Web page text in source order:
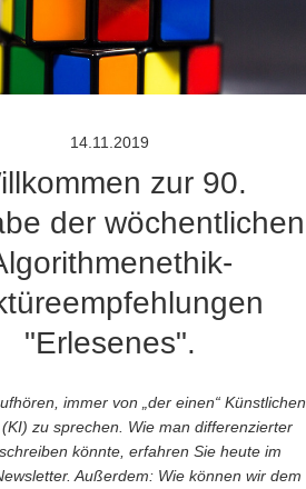
14.11.2019
zur 90.
der wöchentlichen
"Erlesenes".
immer von „der einen“ Künstlichen
zu sprechen. Wie man differenzierter
könnte, erfahren Sie heute im
Außerdem: Wie können wir dem